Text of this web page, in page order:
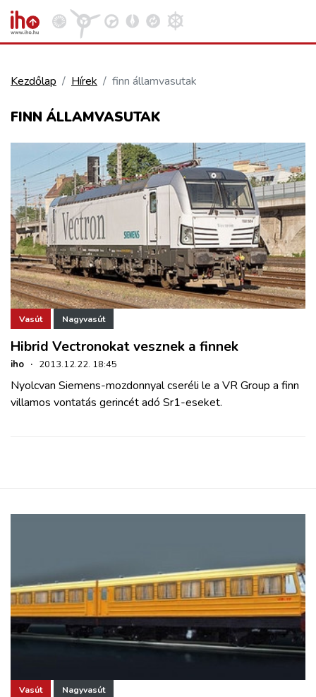
VASÚT
KÖZÚT
REPÜLÉS
KÖZLEKEDÉSFEJLESZTÉS
ELLÁTÁSI LÁNC
ZÖLDÚT
HAJÓZÁS
BLOG
Kezdőlap Hírek finn államvasutak
FINN ÁLLAMVASUTAK
Vasút Nagyvasút
Hibrid Vectronokat vesznek a finnek
iho · 2013.12.22. 18:45
Nyolcvan Siemens-mozdonnyal cseréli le a VR Group a finn
villamos vontatás gerincét adó Sr1-eseket.
Vasút Nagyvasút